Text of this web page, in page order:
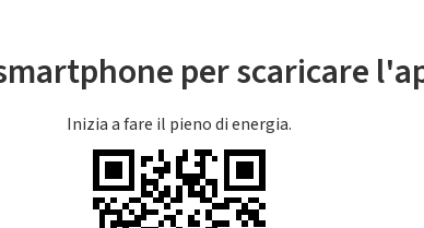
per scaricare
Inizia a fare il pieno di energia.